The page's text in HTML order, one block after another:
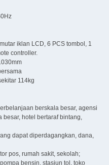
iklan LCD, 6 PCS tombol, 1
controller.
114kg
berskala besar, agensi
besar, hotel bertaraf bintang,
dapat diperdagangkan, dana,
pos, rumah sakit, sekolah;
bensin, stasiun tol, toko